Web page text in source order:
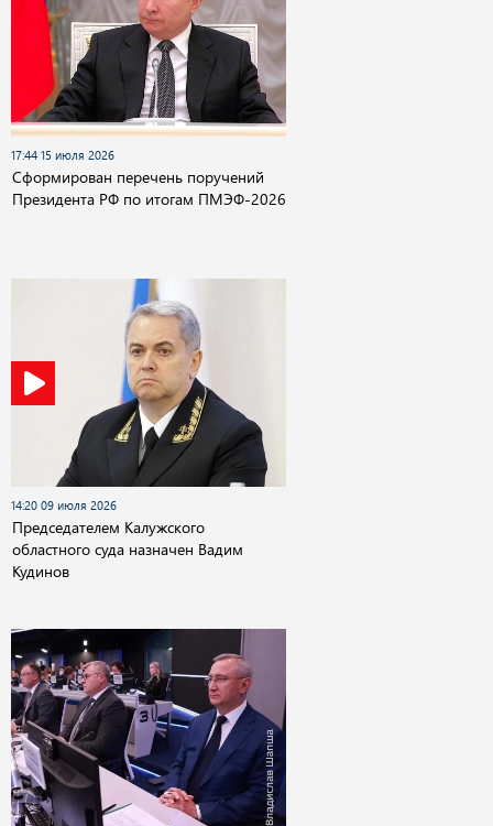
17:44 15 июля 2026
Сформирован перечень поручений
Президента РФ по итогам ПМЭФ-2026
14:20 09 июля 2026
Председателем Калужского
областного суда назначен Вадим
Кудинов